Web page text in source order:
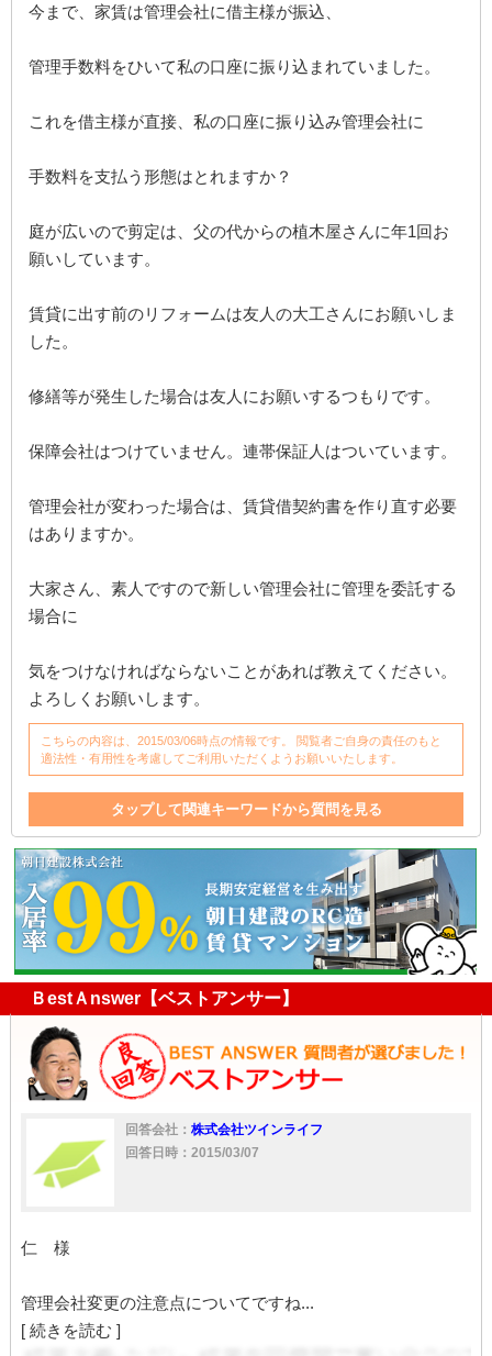
今まで、家賃は管理会社に借主様が振込、
管理手数料をひいて私の口座に振り込まれていました。
これを借主様が直接、私の口座に振り込み管理会社に
手数料を支払う形態はとれますか？
庭が広いので剪定は、父の代からの植木屋さんに年1回お
願いしています。
賃貸に出す前のリフォームは友人の大工さんにお願いしま
した。
修繕等が発生した場合は友人にお願いするつもりです。
保障会社はつけていません。連帯保証人はついています。
管理会社が変わった場合は、賃貸借契約書を作り直す必要
はありますか。
大家さん、素人ですので新しい管理会社に管理を委託する
場合に
気をつけなければならないことがあれば教えてください。
よろしくお願いします。
こちらの内容は、2015/03/06時点の情報です。 閲覧者ご自身の責任のもと
適法性・有用性を考慮してご利用いただくようお願いいたします。
タップして関連キーワードから質問を見る
リフォーム 管理 連帯保証人 保証人
契約書
賃貸借契約
サラリーマン
委託
大家さん
家 賃貸借 対応 不動産屋
借主
賃貸借契約書
サラリーマン大家 管理会社
管理手数料
ポイント
ＢestＡnswer【ベストアンサー】
回答会社： 株式会社ツインライフ
回答日時：2015/03/07
仁 様
管理会社変更の注意点についてですね...
[ 続きを読む ]